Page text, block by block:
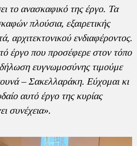
το ανασκαφικό της έργο. Τα
πλούσια, εξαιρετικής
αρχιτεκτονικού ενδιαφέροντος.
έργο που προσέφερε στον τόπο
ευγνωμοσύνης τιμούμε
– Σακελλαράκη. Εύχομαι κι
αυτό έργο της κυρίας
συνέχεια».